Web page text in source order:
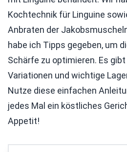
Kochtechnik für Linguine
Anbraten der
habe ich Tipps gegeben, um
Schärfe zu optimieren. Es
Variationen und wichtige
Nutze diese einfachen
jedes Mal ein köstliches
Appetit!